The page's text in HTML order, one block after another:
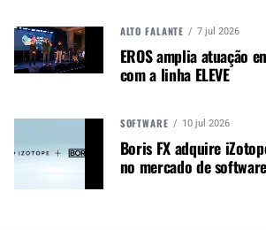
TÓPICOS RELACIONADOS:
TRACKTION
4 tendências da música e previsões de
ALTO FALANTE 7 jul 2026
EROS amplia atuação
com a linha ELEVE
SOFTWARE 10 jul 2026
Boris FX adquire
no mercado de